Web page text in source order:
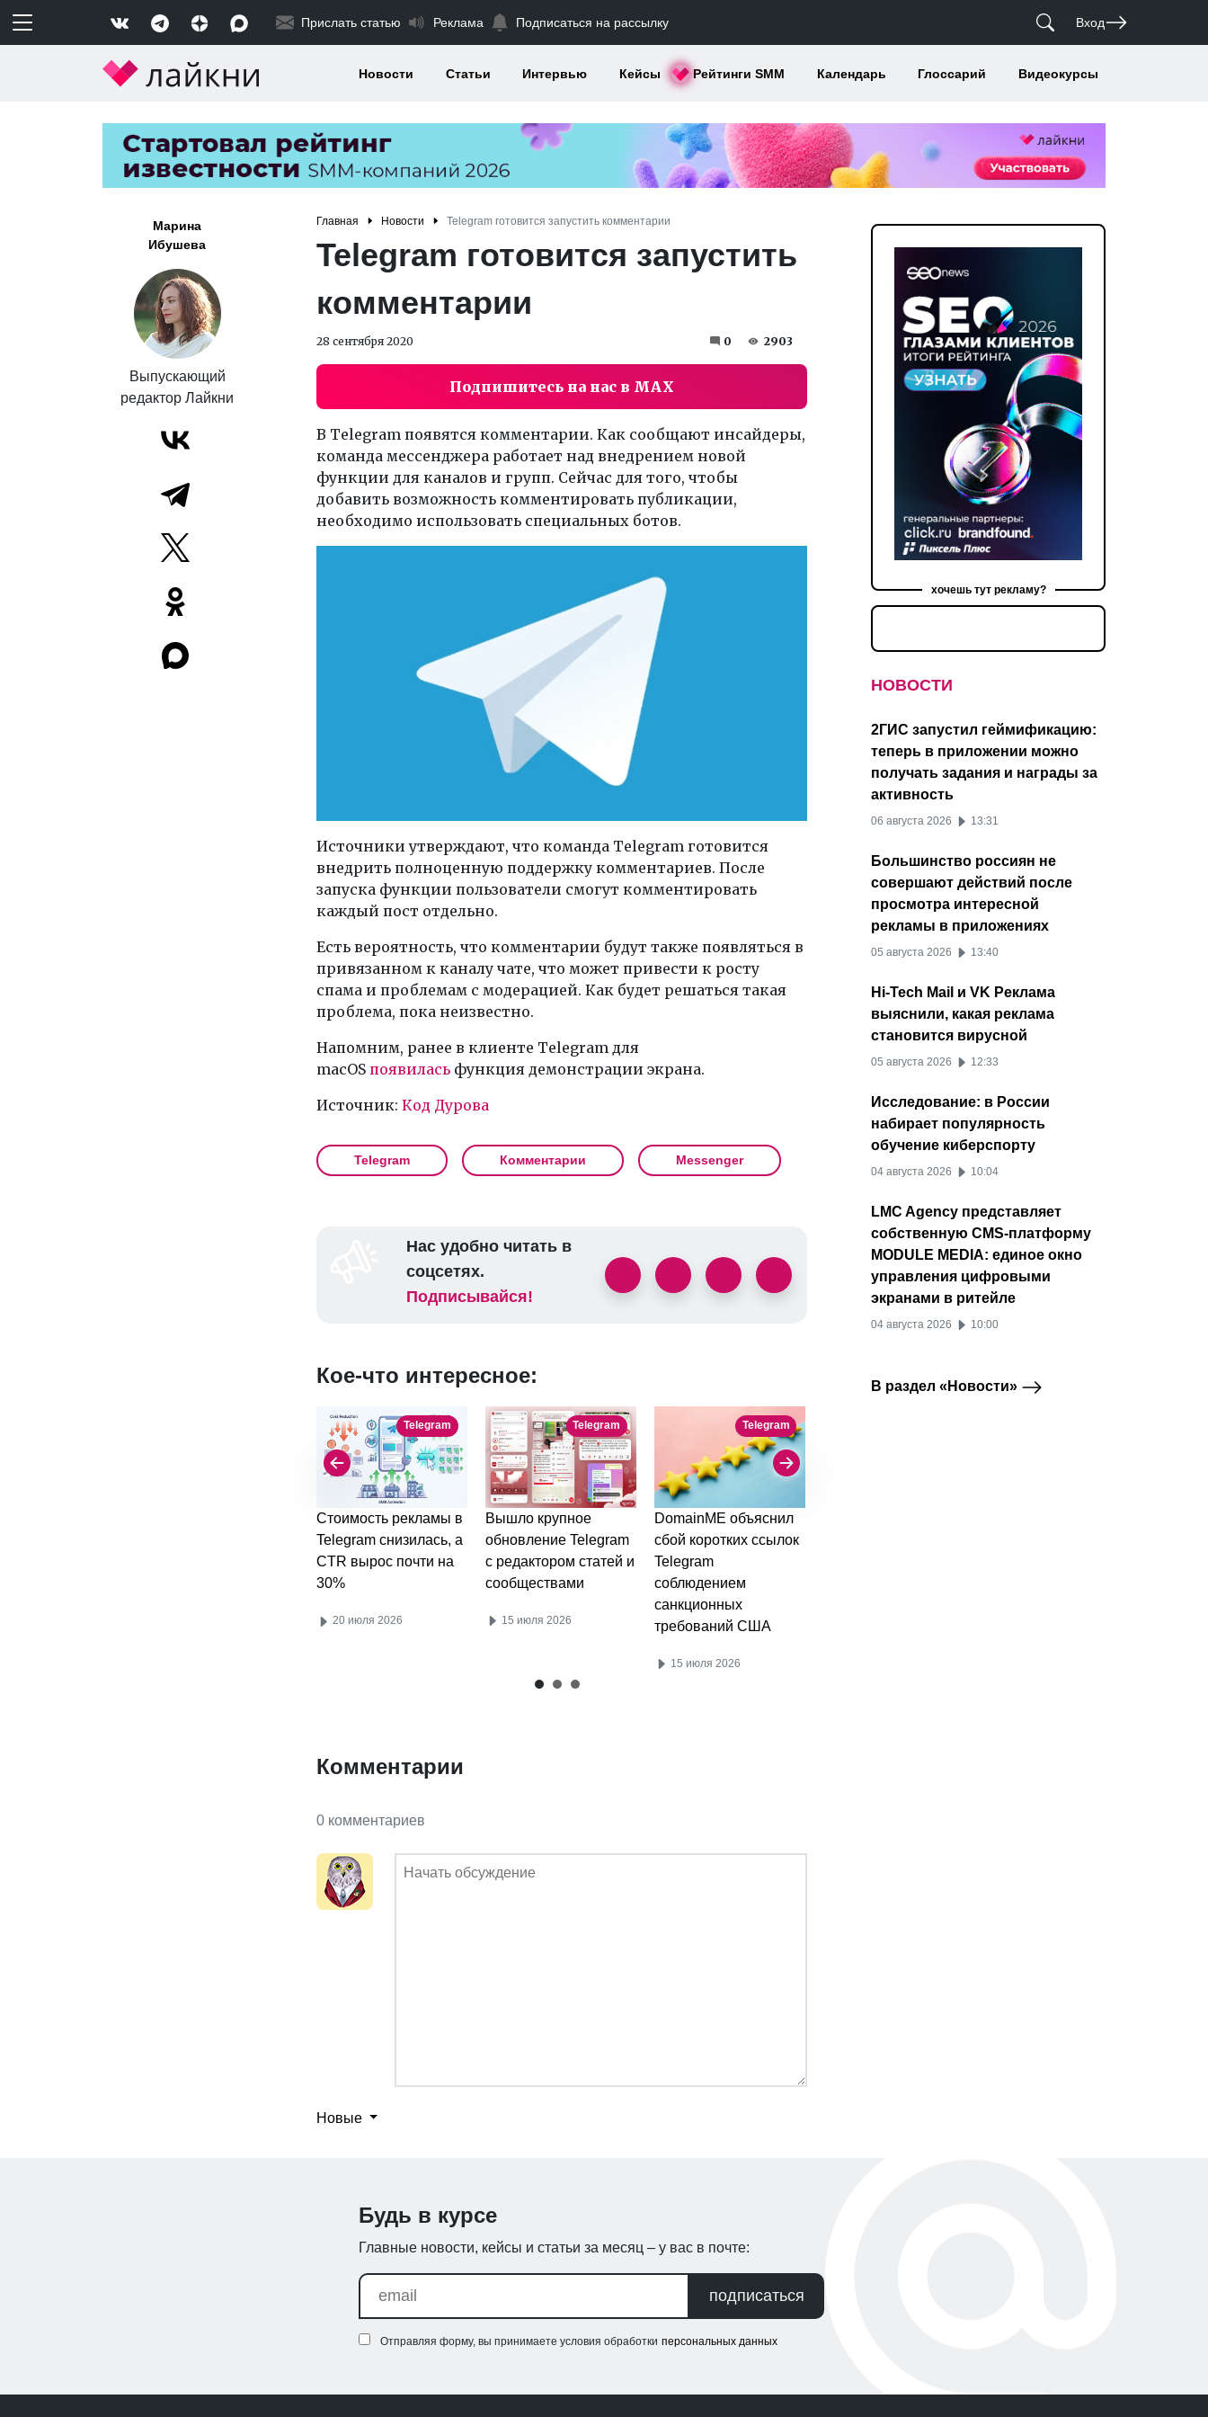
Прислать статью Реклама Подписаться на рассылку Вход
Новости Статьи Интервью Кейсы Рейтинги SMM Календарь Глоссарий Видеокурсы
Марина
Ибушева
Выпускающий
редактор Лайкни
Главная Новости Telegram готовится запустить комментарии
Telegram готовится запустить
комментарии
28 сентября 2020 0 2903
Подпишитесь на нас в MAX
В Telegram появятся комментарии. Как сообщают инсайдеры,
команда мессенджера работает над внедрением новой
функции для каналов и групп. Сейчас для того, чтобы
добавить возможность комментировать публикации,
необходимо использовать специальных ботов.
Источники утверждают, что команда Telegram готовится
внедрить полноценную поддержку комментариев. После
запуска функции пользователи смогут комментировать
каждый пост отдельно.
Есть вероятность, что комментарии будут также появляться в
привязанном к каналу чате, что может привести к росту
спама и проблемам с модерацией. Как будет решаться такая
проблема, пока неизвестно.
Напомним, ранее в клиенте Telegram для
macOS появиласьфункция демонстрации экрана.
Источник: Код Дурова
Telegram Комментарии Messenger
Нас удобно читать в
соцсетях.
Подписывайся!
Кое-что интересное:
Telegram
Стоимость рекламы в
Telegram снизилась, а
CTR вырос почти на
30%
20 июля 2026
Telegram
Вышло крупное
обновление Telegram
с редактором статей и
сообществами
15 июля 2026
Telegram
DomainME объяснил
сбой коротких ссылок
Telegram
соблюдением
санкционных
требований США
15 июля 2026
Комментарии
0 комментариев
Новые
хочешь тут рекламу?
НОВОСТИ
2ГИС запустил геймификацию:
теперь в приложении можно
получать задания и награды за
активность
06 августа 2026 13:31
Большинство россиян не
совершают действий после
просмотра интересной
рекламы в приложениях
05 августа 2026 13:40
Hi-Tech Mail и VK Реклама
выяснили, какая реклама
становится вирусной
05 августа 2026 12:33
Исследование: в России
набирает популярность
обучение киберспорту
04 августа 2026 10:04
LMC Agency представляет
собственную CMS-платформу
MODULE MEDIA: единое окно
управления цифровыми
экранами в ритейле
04 августа 2026 10:00
В раздел «Новости»
Будь в курсе
Главные новости, кейсы и статьи за месяц – у вас в почте:
подписаться
Отправляя форму, вы принимаете условия обработки персональных данных